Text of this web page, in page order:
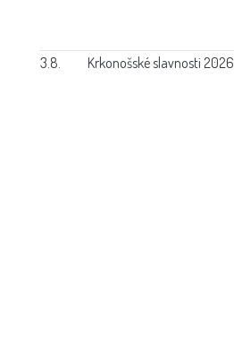
3.8. Krkonošské slavnosti 2026